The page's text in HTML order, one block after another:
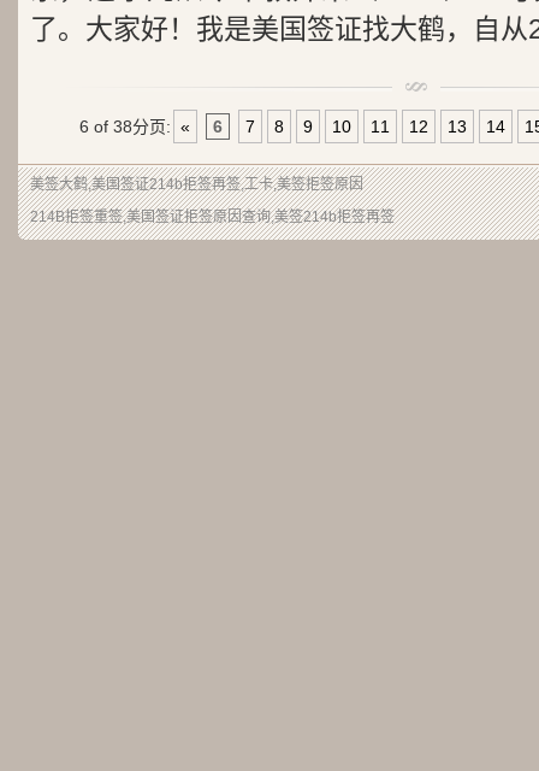
了。大家好！我是美国签证找大鹤，自从
6 of 38分页: « 6 7 8 9 10 11 12 13 14
美签大鹤,美国签证214b拒签再签,工卡,美签拒签原因
214B拒签重签,美国签证拒签原因查询,美签214b拒签再签